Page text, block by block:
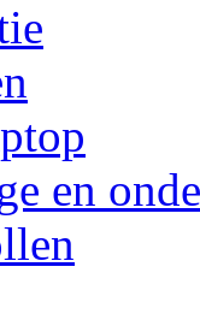
en